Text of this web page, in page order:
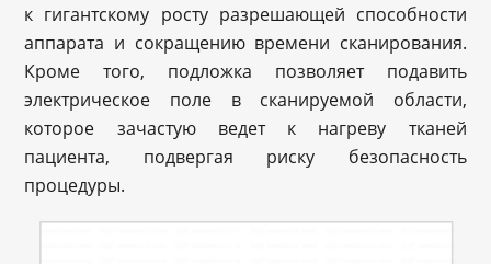
к гигантскому росту разрешающей способности
аппарата и сокращению времени сканирования.
Кроме того, подложка позволяет подавить
электрическое поле в сканируемой области,
которое зачастую ведет к нагреву тканей
пациента, подвергая риску безопасность
процедуры.